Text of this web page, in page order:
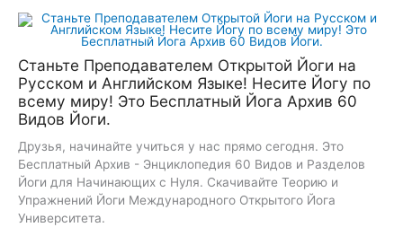
Перейти
Станьте Преподавателем Открытой Йоги на
Русском и Английском Языке! Несите Йогу по
всему миру! Это Бесплатный Йога Архив 60
Видов Йоги.
Друзья, начинайте учиться у нас прямо сегодня. Это
Бесплатный Архив - Энциклопедия 60 Видов и Разделов
Йоги для Начинающих с Нуля. Скачивайте Теорию и
Упражнений Йоги Международного Открытого Йога
Университета.